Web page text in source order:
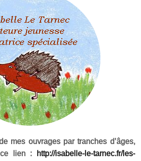
mes ouvrages par tranches d’âges,
lien :
http://isabelle-le-tarnec.fr/les-